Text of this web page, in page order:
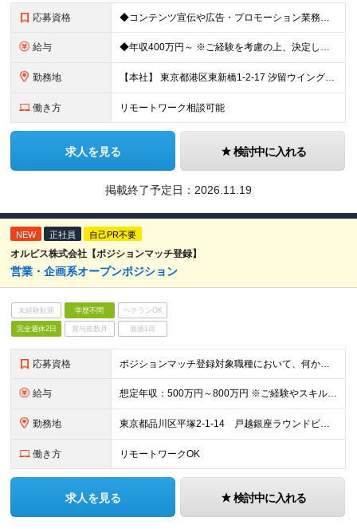
応募資格 ◆コンテンツ宣伝や広告・プロモーション業務の実務経験が5年以上ある方 ◆宣伝施策の企画から実行・効果検証までの一貫して担当した経験がある方 ◆関係者調整やプロジェクト管理のスキル（制作進行管理含む）を
給与 ◆年収400万円～ ※ご経験を考慮の上、決定します ※決算賞与あり ≪年収例≫ ◆メンバー：年収400万〜600万 ◆マネージャー：年収600万〜1000万
勤務地 【本社】 東京都港区東新橋1-2-17 汐留ウイング13階 (変更の範囲)上記を除く当社関連勤務地
働き方 リモートワーク相談可能
求人を見る 検討中に入れる
掲載終了予定日： 2026.11.19
NEW 正社員 自己PR不要
オルビス株式会社【ポジションマッチ登録】
営業・企画系オープンポジション
未経験歓迎 学歴不問 ベテランOK
完全週休2日 賞与複数月 面接1回
応募資格 ポジションマッチ登録対象職種において、何かしらの知識・経験を有する方
給与 想定年収：500万円～800万円 ※ご経験やスキルに応じて決定します。 ※上記想定年収はあくまでも目安の金額であり、 選考を通じて上下する可能性があります。
勤務地 東京都品川区平塚2-1-14 戸越銀座ラウンドビル ※ポジションにより異なる可能性があります。
働き方 リモートワークOK
求人を見る 検討中に入れる